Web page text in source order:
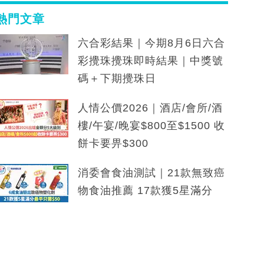
門文章
六合彩結果｜今期8月6日六合
彩攪珠攪珠即時結果｜中獎號
碼＋下期攪珠日
人情公價2026｜酒店/會所/酒
樓/午宴/晚宴$800至$1500 收
餅卡要畀$300
消委會食油測試｜21款無致癌
物食油推薦 17款獲5星滿分